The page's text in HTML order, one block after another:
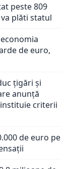
peste 809
plăti statul
de euro,
țigări și
anunță
instituie criterii
de euro pe